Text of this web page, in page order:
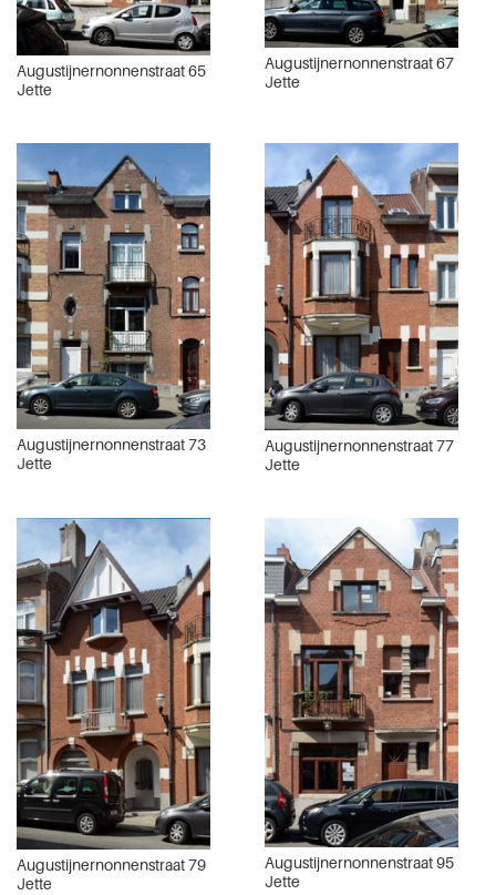
Augustijnernonnenstraat 65
Jette
Augustijnernonnenstraat 67
Jette
Augustijnernonnenstraat 73
Jette
Augustijnernonnenstraat 77
Jette
Augustijnernonnenstraat 79
Jette
Augustijnernonnenstraat 95
Jette